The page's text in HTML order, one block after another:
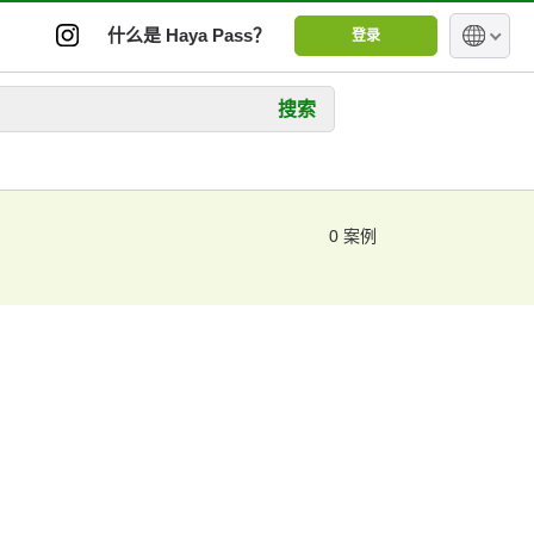
什么是 Haya Pass？ 登录
搜索
0 案例